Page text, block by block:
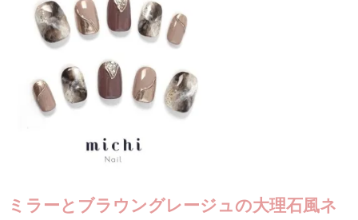
ミラーとブラウングレージュの大理石風ネ